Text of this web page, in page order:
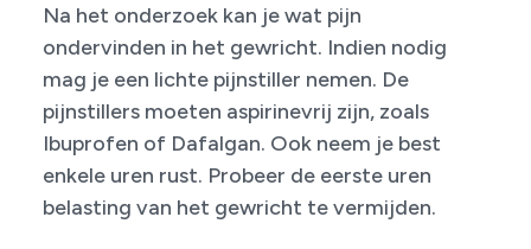
Na het onderzoek kan je wat pijn
ondervinden in het gewricht. Indien nodig
mag je een lichte pijnstiller nemen. De
pijnstillers moeten aspirinevrij zijn, zoals
Ibuprofen of Dafalgan. Ook neem je best
enkele uren rust. Probeer de eerste uren
belasting van het gewricht te vermijden.